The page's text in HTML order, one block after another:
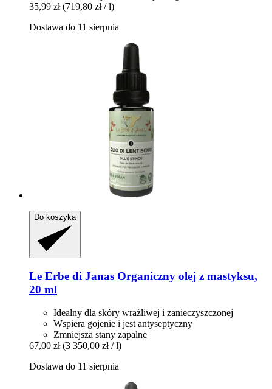
35,99 zł (719,80 zł / l)
Dostawa do 11 sierpnia
Do koszyka
Le Erbe di Janas Organiczny olej z mastyksu,
20 ml
Idealny dla skóry wrażliwej i zanieczyszczonej
Wspiera gojenie i jest antyseptyczny
Zmniejsza stany zapalne
67,00 zł (3 350,00 zł / l)
Dostawa do 11 sierpnia